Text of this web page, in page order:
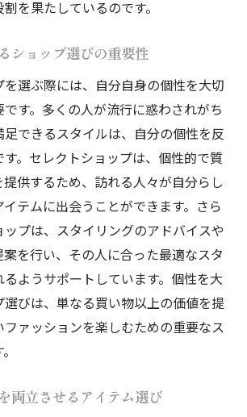
を果たしているのです。
ショップ選びの重要性
選ぶ際には、自分自身の個性を大切
す。多くの人が流行に惑わされがち
できるスタイルは、自分の個性を反
。セレクトショップは、個性的で質
供するため、訪れる人々が自分らし
テムに出会うことができます。さら
ップは、スタイリングのアドバイスや
を行い、その人に合った最適なスタ
ようサポートしています。個性を大
びは、単なる買い物以上の価値を提
ァッションを楽しむための重要なス
両立させるアイテム選び